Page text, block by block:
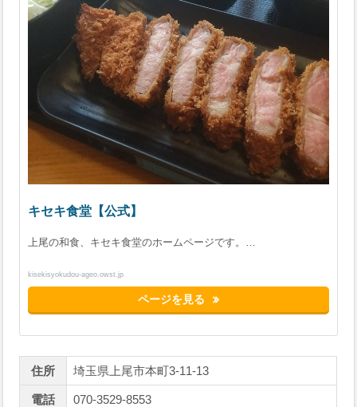
キセキ食堂【公式】
上尾の和食、キセキ食堂のホームページです。…
kisekisyokudou-ageo.owst.jp
ページを見る
住所 埼玉県上尾市本町3-11-13
電話 070-3529-8553